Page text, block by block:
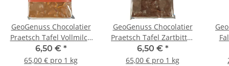
GeoGenuss Chocolatier
Praetsch Tafel Vollmilch
"Zarter Apfeltraum" á
100 g
6,50 € *
65,00 € pro 1 kg
GeoGenuss Chocolatier
Praetsch Tafel Zartbitter
"Zarter Apfeltraum" á
100 g
6,50 € *
65,00 € pro 1 kg